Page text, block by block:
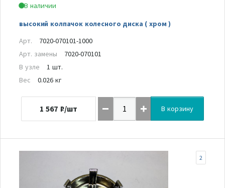
В наличии
высокий колпачок колесного диска ( хром )
Арт.
7020-070101-1000
Арт. замены
7020-070101
В узле
1 шт.
Вес
0.026 кг
1 567 ₽/шт В корзину
2